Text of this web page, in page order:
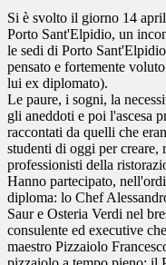
Si è svolto il giorno 14
Porto Sant'Elpidio, un
le sedi di Porto
pensato e fortemente
lui ex diplomato).
Le paure, i sogni, la
gli aneddoti e poi l'ascesa
raccontati da quelli che
studenti di oggi per creare,
professionisti della
Hanno partecipato,
diploma: lo Chef
Saur e Osteria Verdi nel
consulente ed executive
maestro Pizzaiolo